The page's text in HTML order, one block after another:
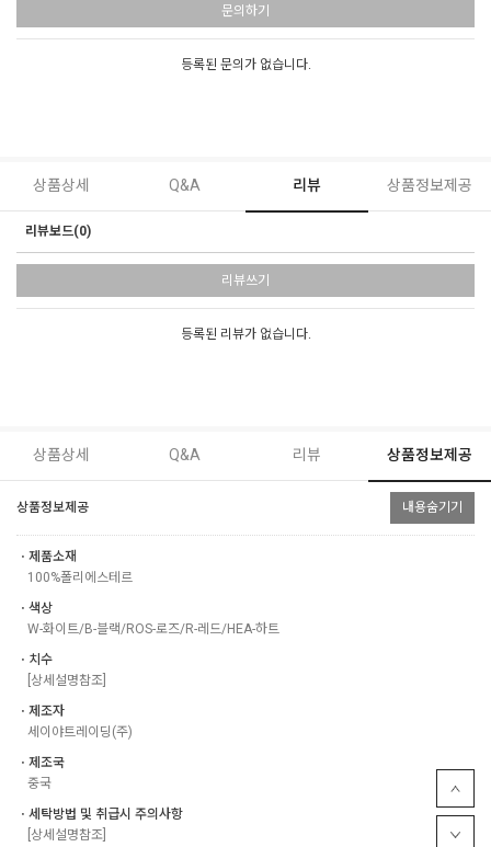
문의하기
등록된 문의가 없습니다.
상품상세 Q&A 리뷰 상품정보제공
리뷰보드(0)
리뷰쓰기
등록된 리뷰가 없습니다.
상품상세 Q&A 리뷰 상품정보제공
상품정보제공 내용숨기기
ㆍ제품소재
100%폴리에스테르
ㆍ색상
W-화이트/B-블랙/ROS-로즈/R-레드/HEA-하트
ㆍ치수
[상세설명참조]
ㆍ제조자
세이야트레이딩(주)
ㆍ제조국
중국
ㆍ세탁방법 및 취급시 주의사항
[상세설명참조]